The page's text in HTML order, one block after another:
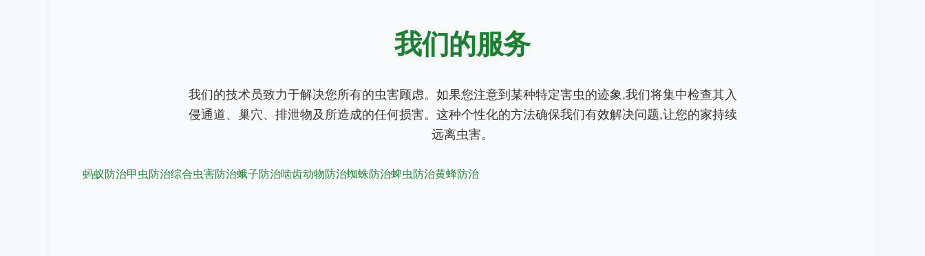
我们的服务
我们的技术员致力于解决您所有的虫害顾虑。如果您注意到某种特定害虫的迹象,我们将集中检查其入
侵通道、巢穴、排泄物及所造成的任何损害。这种个性化的方法确保我们有效解决问题,让您的家持续
远离虫害。
蚂蚁防治甲虫防治综合虫害防治蛾子防治啮齿动物防治蜘蛛防治蜱虫防治黄蜂防治